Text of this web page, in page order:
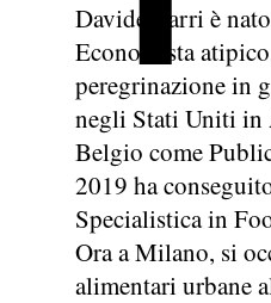
Davide Zarri è
Economista
peregrinazione in
negli Stati Uniti in
Belgio come
2019 ha
Specialistica in
Ora a Milano, si
alimentari urbane